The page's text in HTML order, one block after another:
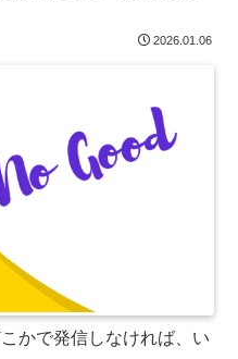
2026.01.06
かで発信しなければ、い